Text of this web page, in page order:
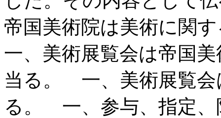
帝国美術院は美術に関
一、美術展覧会は帝国
当る。 一、美術展覧会
る。 一、参与、指定